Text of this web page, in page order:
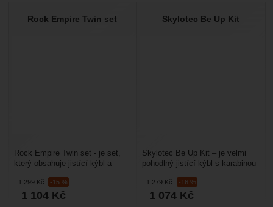
Rock Empire Twin set
1 299Kč -15 %
1 104 Kč
Rock Empire Twin set - je set,
který obsahuje jistící kýbl a
jištící kýbl...
Skylotec Be Up Kit
1 279Kč -16 %
1 074 Kč
Skylotec Be Up Kit – je velmi
pohodlný jistící kýbl s karabinou
jištění...